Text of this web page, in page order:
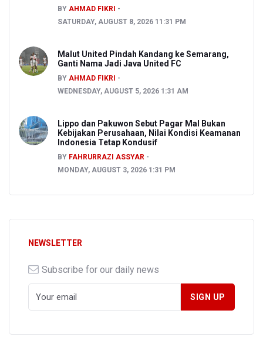
BY AHMAD FIKRI
SATURDAY, AUGUST 8, 2026 11:31 PM
Malut United Pindah Kandang ke Semarang,
Ganti Nama Jadi Java United FC
BY AHMAD FIKRI
WEDNESDAY, AUGUST 5, 2026 1:31 AM
Lippo dan Pakuwon Sebut Pagar Mal Bukan
Kebijakan Perusahaan, Nilai Kondisi Keamanan
Indonesia Tetap Kondusif
BY FAHRURRAZI ASSYAR
MONDAY, AUGUST 3, 2026 1:31 PM
NEWSLETTER
Subscribe for our daily news